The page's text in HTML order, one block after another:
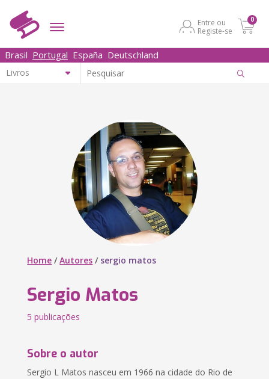
Entre ou
Registe-se
0
Brasil Portugal España Deutschland
Home /Autores / sergio matos
Sergio Matos
5 publicações
Sobre o autor
Sergio L Matos nasceu em 1966 na cidade do Rio de